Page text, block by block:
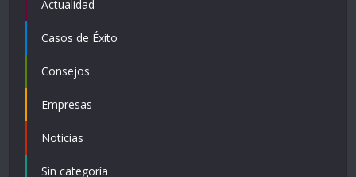
Actualidad
Casos de Éxito
Consejos
Empresas
Noticias
Sin categoría